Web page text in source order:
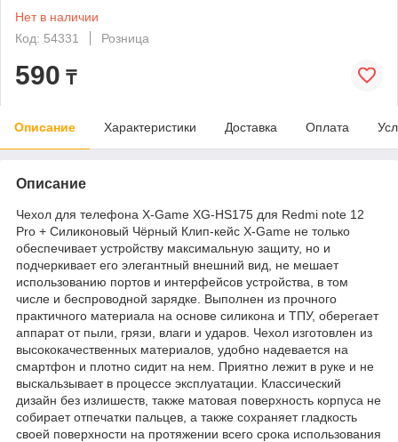
Нет в наличии
Код: 54331
Розница
590 ₸
Описание Характеристики Доставка Оплата
Описание
Чехол для телефона X-Game XG-HS175 для Redmi note 12
Pro + Силиконовый Чёрный Клип-кейс X-Game не только
обеспечивает устройству максимальную защиту, но и
подчеркивает его элегантный внешний вид, не мешает
использованию портов и интерфейсов устройства, в том
числе и беспроводной зарядке. Выполнен из прочного
практичного материала на основе силикона и ТПУ, оберегает
аппарат от пыли, грязи, влаги и ударов. Чехол изготовлен из
высококачественных материалов, удобно надевается на
смартфон и плотно сидит на нем. Приятно лежит в руке и не
выскальзывает в процессе эксплуатации. Классический
дизайн без излишеств, также матовая поверхность корпуса не
собирает отпечатки пальцев, а также сохраняет гладкость
своей поверхности на протяжении всего срока использования